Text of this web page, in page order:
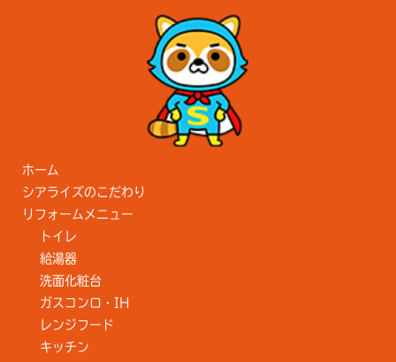
ホーム
シアライズのこだわり
リフォームメニュー
トイレ
給湯器
洗面化粧台
ガスコンロ・IH
レンジフード
キッチン